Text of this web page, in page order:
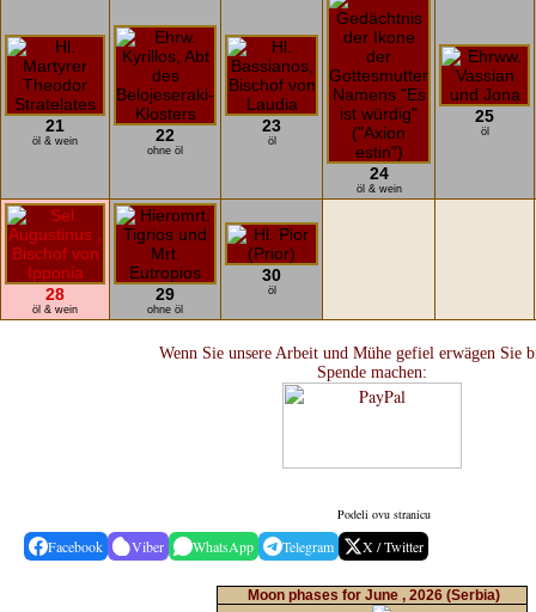
21
öl & wein 22
ohne öl
23
öl
24
öl & wein
25
öl
28
öl & wein
29
ohne öl
30
öl
Wenn Sie unsere Arbeit und Mühe gefiel erwägen Sie
Spende machen:
Podeli ovu stranicu
Facebook Viber WhatsApp Telegram X / Twitter
Moon phases for June , 2026 (Serbia)